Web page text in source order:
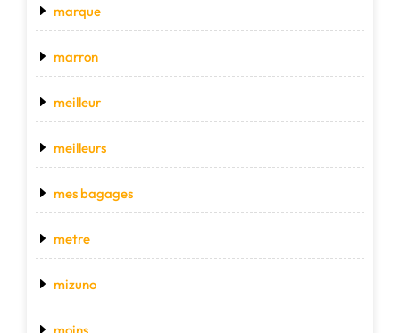
marque
marron
meilleur
meilleurs
mes bagages
metre
mizuno